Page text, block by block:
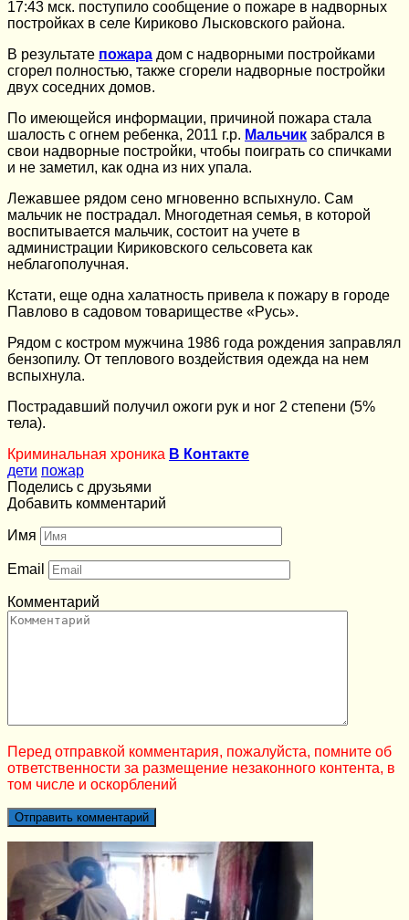
17:43 мск. поступило сообщение о пожаре в надворных
постройках в селе Кириково Лысковского района.
В результате пожара дом с надворными постройками
сгорел полностью, также сгорели надворные постройки
двух соседних домов.
По имеющейся информации, причиной пожара стала
шалость с огнем ребенка, 2011 г.р. Мальчик забрался в
свои надворные постройки, чтобы поиграть со спичками
и не заметил, как одна из них упала.
Лежавшее рядом сено мгновенно вспыхнуло. Сам
мальчик не пострадал. Многодетная семья, в которой
воспитывается мальчик, состоит на учете в
администрации Кириковского сельсовета как
неблагополучная.
Кстати, еще одна халатность привела к пожару в городе
Павлово в садовом товариществе «Русь».
Рядом с костром мужчина 1986 года рождения заправлял
бензопилу. От теплового воздействия одежда на нем
вспыхнула.
Пострадавший получил ожоги рук и ног 2 степени (5%
тела).
Криминальная хроника В Контакте
дети пожар
Поделись с друзьями
Добавить комментарий
Имя
Email
Комментарий
Перед отправкой комментария, пожалуйста, помните об
ответственности за размещение незаконного контента, в
том числе и оскорблений